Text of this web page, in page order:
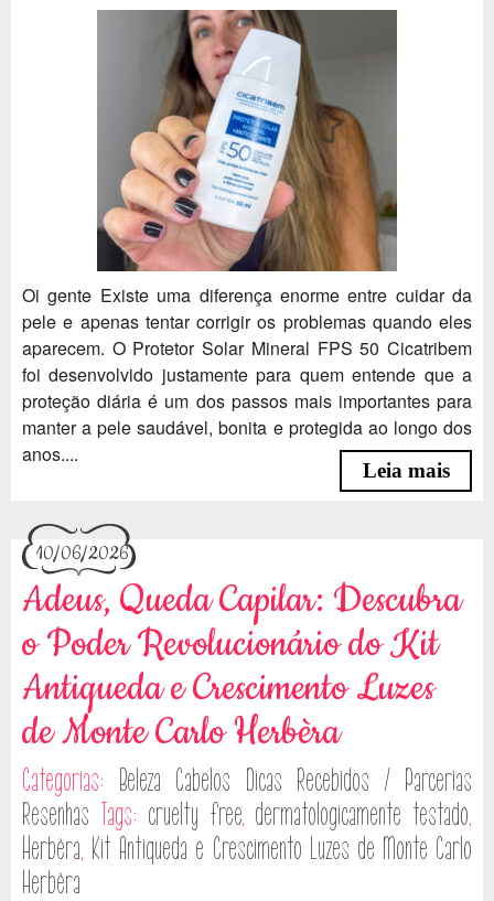
Oi gente Existe uma diferença enorme entre cuidar da
pele e apenas tentar corrigir os problemas quando eles
aparecem. O Protetor Solar Mineral FPS 50 Cicatribem
foi desenvolvido justamente para quem entende que a
proteção diária é um dos passos mais importantes para
manter a pele saudável, bonita e protegida ao longo dos
anos....
Leia mais
10/06/2026
Adeus, Queda Capilar: Descubra
o Poder Revolucionário do Kit
Antiqueda e Crescimento Luzes
de Monte Carlo Herbèra
Categorias: Beleza Cabelos Dicas Recebidos / Parcerias
Resenhas Tags: cruelty free, dermatologicamente testado,
Herbèra, Kit Antiqueda e Crescimento Luzes de Monte Carlo
Herbèra